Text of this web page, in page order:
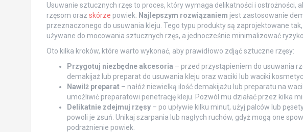
Usuwanie sztucznych rzęs to proces, który wymaga delikatności i ostrożności,
rzęsom oraz skórze powiek. Najlepszym rozwiązaniem jest zastosowanie
przeznaczonego do usuwania kleju. Tego typu produkty są zaprojektowane
używane do mocowania sztucznych rzęs, a jednocześnie minimalizować
Oto kilka kroków, które warto wykonać, aby prawidłowo zdjąć sztuczne rzęsy:
Przygotuj niezbędne akcesoria – przed przystąpieniem do usuwania
demakijaż lub preparat do usuwania kleju oraz waciki lub waciki
Nawilż preparat– nałóż niewielką ilość demakijażu lub preparatu na
umożliwić preparatowi penetrację kleju. Pozwól mu działać przez kilka
Delikatnie zdejmuj rzęsy– po upływie kilku minut, użyj palców lub
powoli je zsuń. Unikaj szarpania lub nagłych ruchów, gdyż mogą one
podrażnienie powiek.